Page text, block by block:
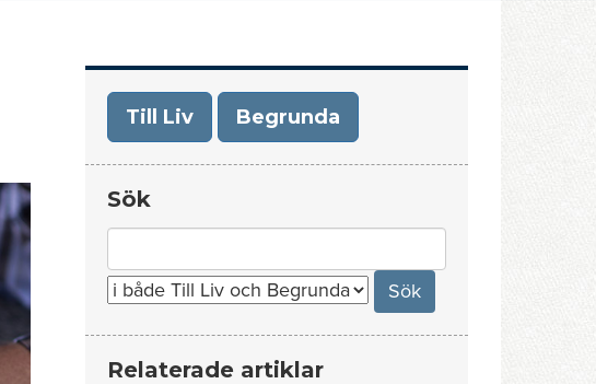
Till Liv Begrunda
Sök
for:
Relaterade artiklar